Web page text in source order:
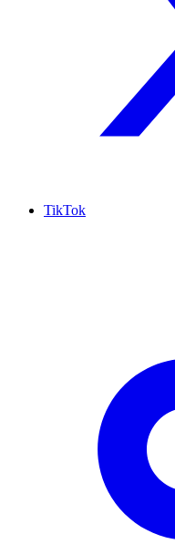
TikTok